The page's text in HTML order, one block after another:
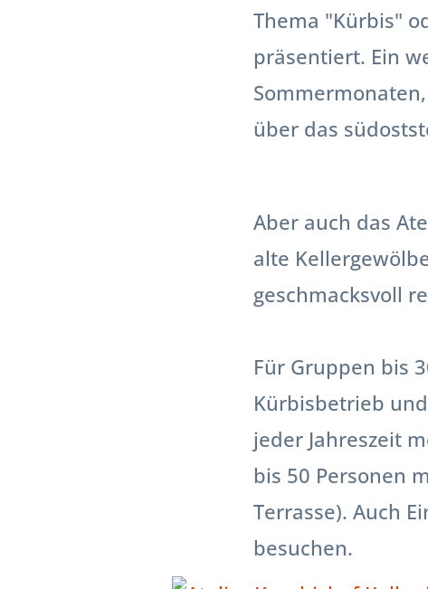
Thema "Kürbis"
präsentiert. Ein
über das
Aber auch das
alte
geschmacksvoll
Für Gruppen bis
Kürbisbetrieb
jeder Jahreszeit
bis 50 Personen
Terrasse). Auch
besuchen.